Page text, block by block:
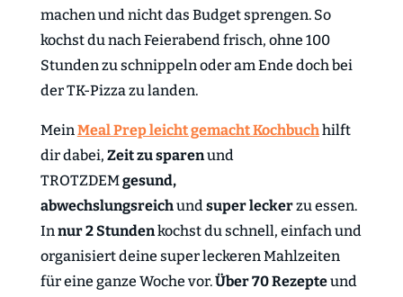
machen und nicht das Budget sprengen. So
kochst du nach Feierabend frisch, ohne 100
Stunden zu schnippeln oder am Ende doch bei
der TK-Pizza zu landen.
MeinMeal Prep leicht gemacht Kochbuchhilft
dir dabei, Zeit zu sparenund
TROTZDEMgesund,
abwechslungsreichundsuper leckerzu essen.
Innur 2 Stundenkochst du schnell, einfach und
organisiert deine super leckeren Mahlzeiten
für eine ganze Woche vor.Über 70 Rezepteund